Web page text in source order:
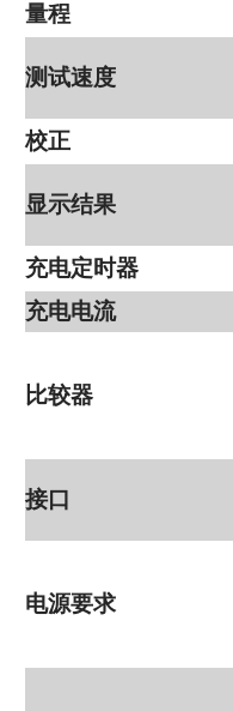
量程
测试速度
校正
显示结果
充电定时器
充电电流
比较器
接口
电源要求